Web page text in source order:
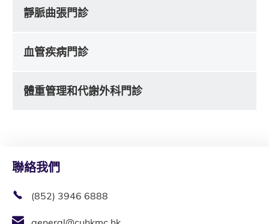
靜脈曲張門診
血管疾病門診
體重管理和代謝外科門診
聯絡我們
(852) 3946 6888